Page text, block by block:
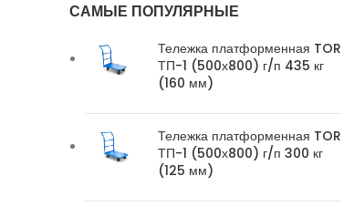
САМЫЕ ПОПУЛЯРНЫЕ
Тележка платформенная TOR
ТП-1 (500х800) г/п 435 кг
(160 мм)
Тележка платформенная TOR
ТП-1 (500х800) г/п 300 кг
(125 мм)